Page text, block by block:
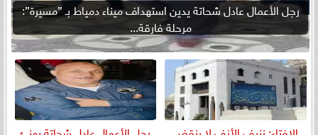
رجل الأعمال عادل شحاتة يدين استهداف ميناء دمياط بـ ”مسيرة”:
مرحلة فارقة...